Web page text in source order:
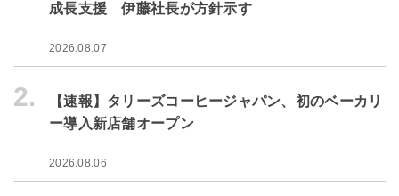
成長支援 伊藤社長が方針示す
2026.08.07
2.
【速報】タリーズコーヒージャパン、初のベーカリ
ー導入新店舗オープン
2026.08.06